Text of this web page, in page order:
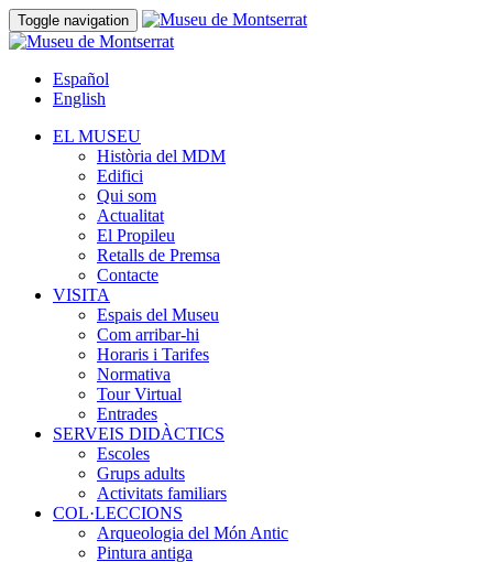
Toggle navigation
Español
English
EL MUSEU
Història del MDM
Edifici
Qui som
Actualitat
El Propileu
Retalls de Premsa
Contacte
VISITA
Espais del Museu
Com arribar-hi
Horaris i Tarifes
Normativa
Tour Virtual
Entrades
SERVEIS DIDÀCTICS
Escoles
Grups adults
Activitats familiars
COL·LECCIONS
Arqueologia del Món Antic
Pintura antiga